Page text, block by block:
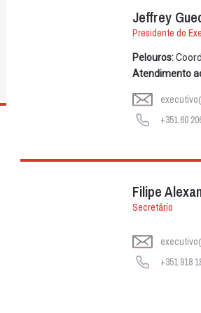
Jeffrey
Presidente do
Pelouros:
Atendimento
+351 60
Filipe
Secretário
+351 918